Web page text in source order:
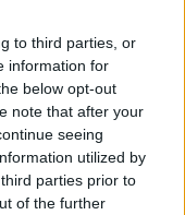
to third parties, or
information for
below opt-out
note that after your
seeing
utilized by
parties prior to
of the further